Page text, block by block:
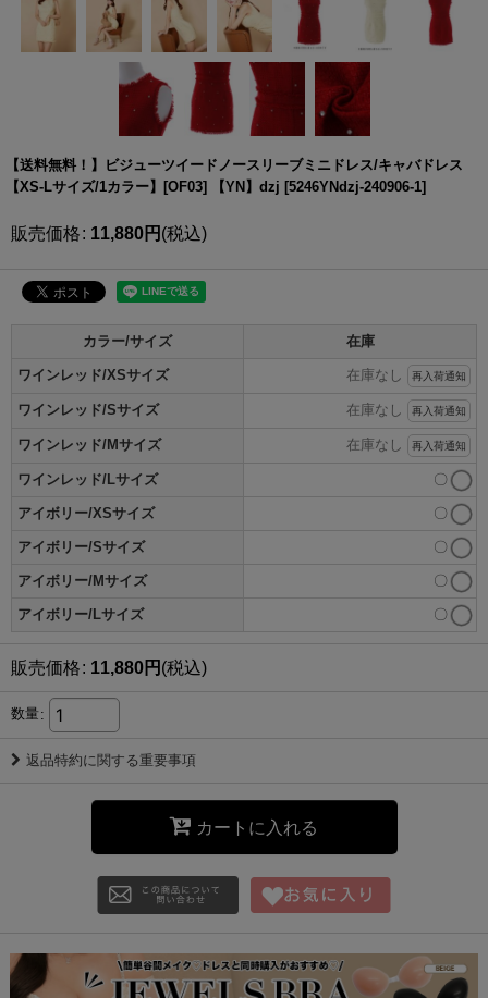
【送料無料！】ビジューツイードノースリーブミニドレス/キャバドレス
【XS-Lサイズ/1カラー】[OF03] 【YN】dzj [5246YNdzj-240906-1]
販売価格: 11,880円 (税込)
カラー/サイズ 在庫
ワインレッド/XSサイズ 在庫なし 再入荷通知
ワインレッド/Sサイズ 在庫なし 再入荷通知
ワインレッド/Mサイズ 在庫なし 再入荷通知
ワインレッド/Lサイズ 〇
アイボリー/XSサイズ 〇
アイボリー/Sサイズ 〇
アイボリー/Mサイズ 〇
アイボリー/Lサイズ 〇
販売価格: 11,880円 (税込)
数量:
返品特約に関する重要事項
カートに入れる